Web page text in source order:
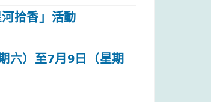
拾香」活動
六）至7月9日（星期